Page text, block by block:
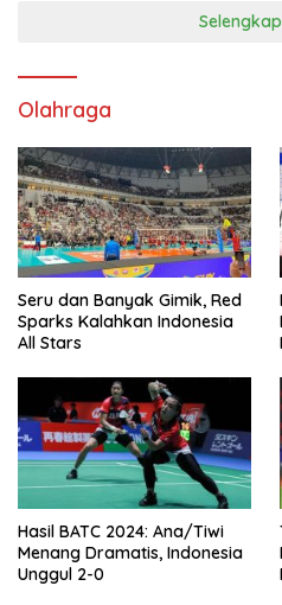
Olahraga
Seru dan Banyak Gimik, Red
Sparks Kalahkan Indonesia
All Stars
Hasil BATC 2024: Ana/Tiwi
Menang Dramatis, Indonesia
Unggul 2-0